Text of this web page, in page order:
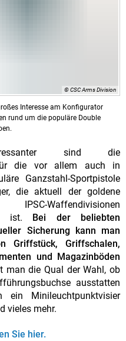
© CSC Arms Division
Interesse am Konfigurator
rund um die populäre Double
sind die
für die vor allem auch in
Ganzstahl-Sportpistole
die aktuell der goldene
Waffendivisionen
ist.
Bei der beliebten
Sicherung kann man
Griffstück, Griffschalen,
und Magazinböden
man die Qual der Wahl, ob
ausstatten
Minileuchtpunktvisier
vieles mehr.
Sie hier.